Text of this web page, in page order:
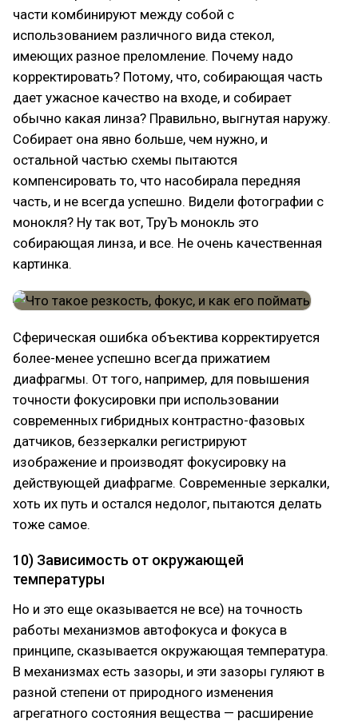
части комбинируют между собой с
использованием различного вида стекол,
имеющих разное преломление. Почему надо
корректировать? Потому, что, собирающая часть
дает ужасное качество на входе, и собирает
обычно какая линза? Правильно, выгнутая наружу.
Собирает она явно больше, чем нужно, и
остальной частью схемы пытаются
компенсировать то, что насобирала передняя
часть, и не всегда успешно. Видели фотографии с
монокля? Ну так вот, ТруЪ монокль это
собирающая линза, и все. Не очень качественная
картинка.
Сферическая ошибка объектива корректируется
более-менее успешно всегда прижатием
диафрагмы. От того, например, для повышения
точности фокусировки при использовании
современных гибридных контрастно-фазовых
датчиков, беззеркалки регистрируют
изображение и производят фокусировку на
действующей диафрагме. Современные зеркалки,
хоть их путь и остался недолог, пытаются делать
тоже самое.
10) Зависимость от окружающей
температуры
Но и это еще оказывается не все) на точность
работы механизмов автофокуса и фокуса в
принципе, сказывается окружающая температура.
В механизмах есть зазоры, и эти зазоры гуляют в
разной степени от природного изменения
агрегатного состояния вещества — расширение